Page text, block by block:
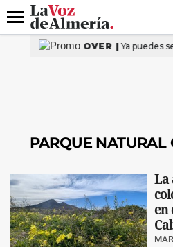
DESTACADO
Menú
PARQUE NATURAL
La
en